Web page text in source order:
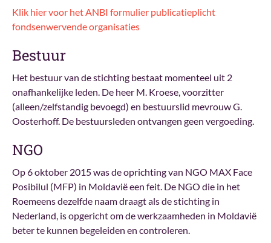
Klik hier voor het ANBI formulier publicatieplicht
fondsenwervende organisaties
Bestuur
Het bestuur van de stichting bestaat momenteel uit 2
onafhankelijke leden. De heer M. Kroese, voorzitter
(alleen/zelfstandig bevoegd) en bestuurslid mevrouw G.
Oosterhoff. De bestuursleden ontvangen geen vergoeding.
NGO
Op 6 oktober 2015 was de oprichting van NGO MAX Face
Posibilul (MFP) in Moldavië een feit. De NGO die in het
Roemeens dezelfde naam draagt als de stichting in
Nederland, is opgericht om de werkzaamheden in Moldavië
beter te kunnen begeleiden en controleren.